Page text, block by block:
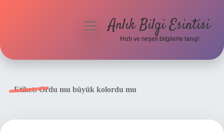
menüyüAnlık Bilgi Esintisi
Hızlı ve neşeli bilgilerle tanış!
Etiket:Ordu mu büyük kolordu mu